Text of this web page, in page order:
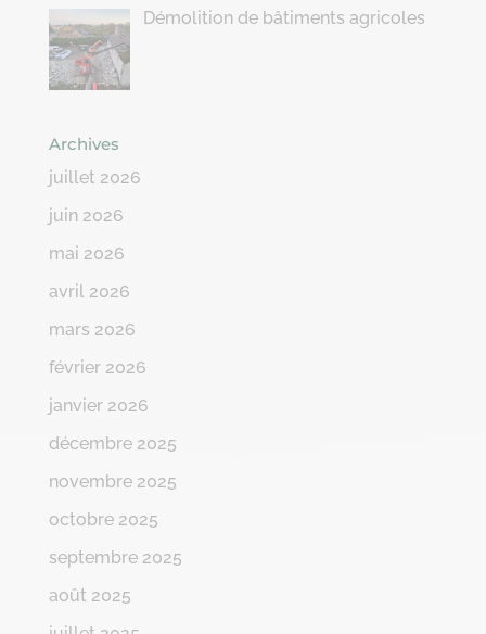
Démolition de bâtiments agricoles
Archives
juillet 2026
juin 2026
mai 2026
avril 2026
mars 2026
février 2026
janvier 2026
décembre 2025
novembre 2025
octobre 2025
septembre 2025
août 2025